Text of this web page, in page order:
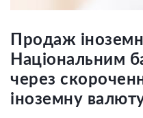
Продаж
Національним
через
іноземну